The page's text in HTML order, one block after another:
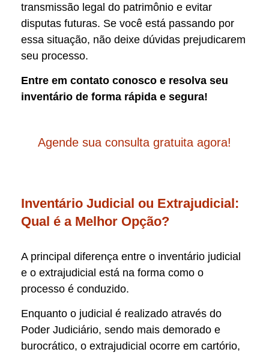
transmissão legal do patrimônio e evitar
disputas futuras. Se você está passando por
essa situação, não deixe dúvidas prejudicarem
seu processo.
Entre em contato conosco e resolva seu
inventário de forma rápida e segura!
Agende sua consulta gratuita agora!
Inventário Judicial ou Extrajudicial:
Qual é a Melhor Opção?
A principal diferença entre o inventário judicial
e o extrajudicial está na forma como o
processo é conduzido.
Enquanto o judicial é realizado através do
Poder Judiciário, sendo mais demorado e
burocrático, o extrajudicial ocorre em cartório,